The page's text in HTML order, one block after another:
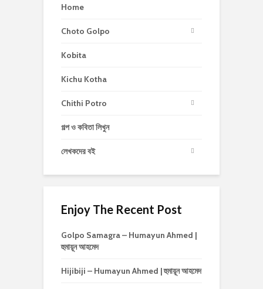
Home
Choto Golpo
Kobita
Kichu Kotha
Chithi Potro
গল্প ও কবিতা লিখুন
লেখকদের বই
Enjoy The Recent Post
Golpo Samagra – Humayun Ahmed |
হুমায়ূন আহমেদ
Hijibiji – Humayun Ahmed | হুমায়ূন আহমেদ